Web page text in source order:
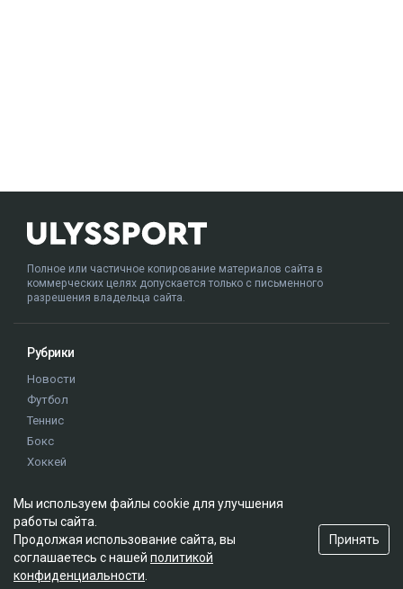
Полное или частичное копирование материалов сайта в
коммерческих целях допускается только с письменного
разрешения владельца сайта.
Рубрики
Новости
Футбол
Теннис
Бокс
Хоккей
Истории
Олимпиада
Редакция
Мы используем файлы cookie для улучшения
работы сайта.
Продолжая использование сайта, вы
соглашаетесь с нашей политикой
конфиденциальности
Принять